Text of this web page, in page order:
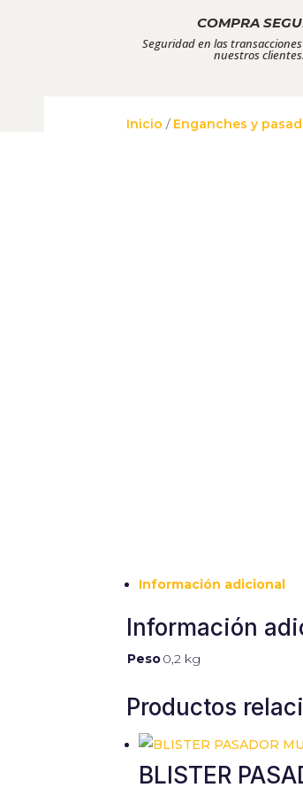
COMPRA
Seguridad en las
nuestros clientes.
Inicio / Enganches y
Información adicional
Información
Peso0,2 kg
Productos
BLISTER